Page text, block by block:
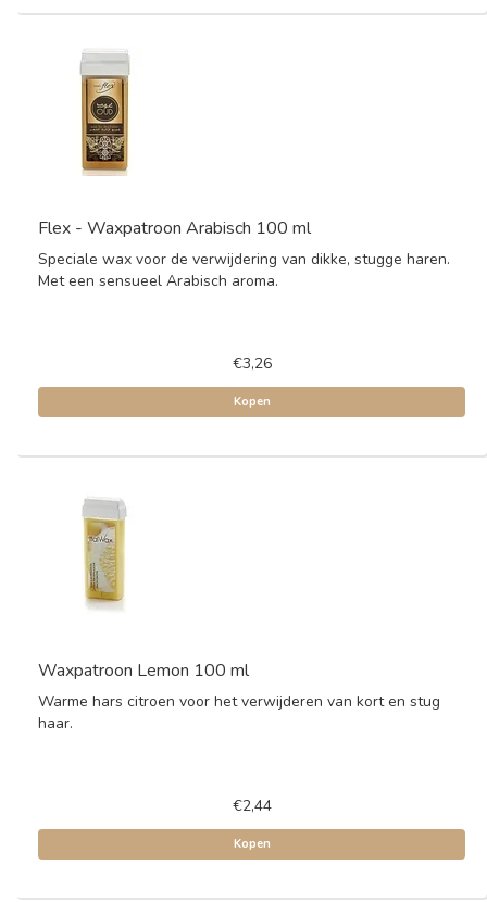
Flex - Waxpatroon Arabisch 100 ml
Speciale wax voor de verwijdering van dikke, stugge haren.
Met een sensueel Arabisch aroma.
€3,26
Kopen
Waxpatroon Lemon 100 ml
Warme hars citroen voor het verwijderen van kort en stug
haar.
€2,44
Kopen